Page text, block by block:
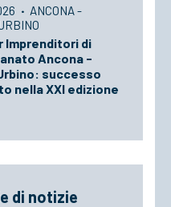
· ANCONA -
Imprenditori di
Ancona -
successo
nella XXI edizione
di notizie